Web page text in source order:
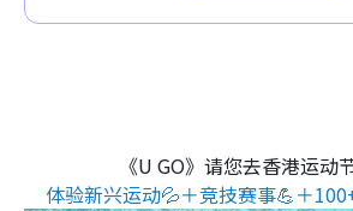
《U GO》请您去香港运动
体验新兴运动💦＋竞技赛事💪＋